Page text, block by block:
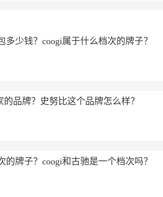
多少钱？coogi属于什么档次的牌子？
品牌？史努比这个品牌怎么样？
的牌子？coogi和古驰是一个档次吗？